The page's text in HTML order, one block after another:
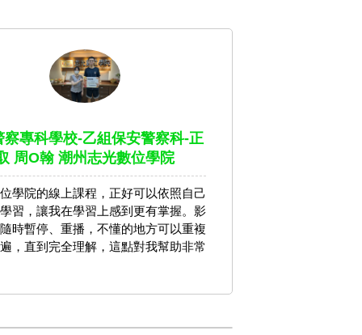
察專科學校-乙組保安警察科-正
周O翰 潮州志光數位學院
學院的線上課程，正好可以依照自己
習，讓我在學習上感到更有掌握。影
時暫停、重播，不懂的地方可以重複
，直到完全理解，這點對我幫助非常